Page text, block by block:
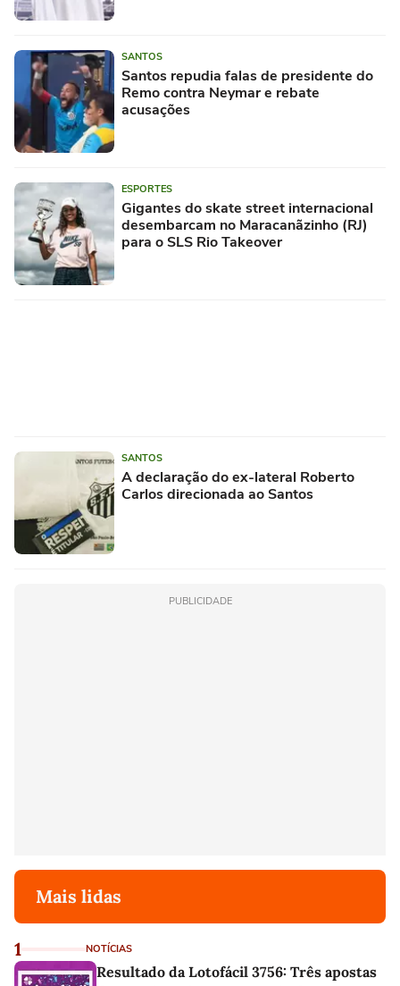
SANTOS
Santos repudia falas de presidente do
Remo contra Neymar e rebate
acusações
ESPORTES
Gigantes do skate street internacional
desembarcam no Maracanãzinho (RJ)
para o SLS Rio Takeover
SANTOS
A declaração do ex-lateral Roberto
Carlos direcionada ao Santos
PUBLICIDADE
Mais lidas
1 NOTÍCIAS
Resultado da Lotofácil 3756: Três apostas